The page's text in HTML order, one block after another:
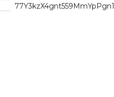
77Y3kzX4gnt559MmYpPgn1